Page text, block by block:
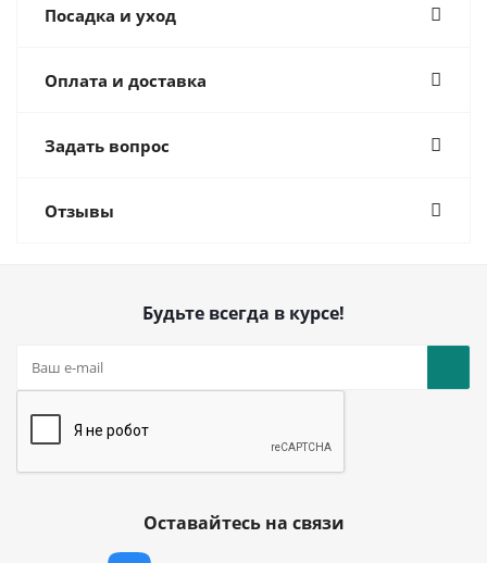
Посадка и уход
Оплата и доставка
Задать вопрос
Отзывы
Будьте всегда в курсе!
Оставайтесь на связи